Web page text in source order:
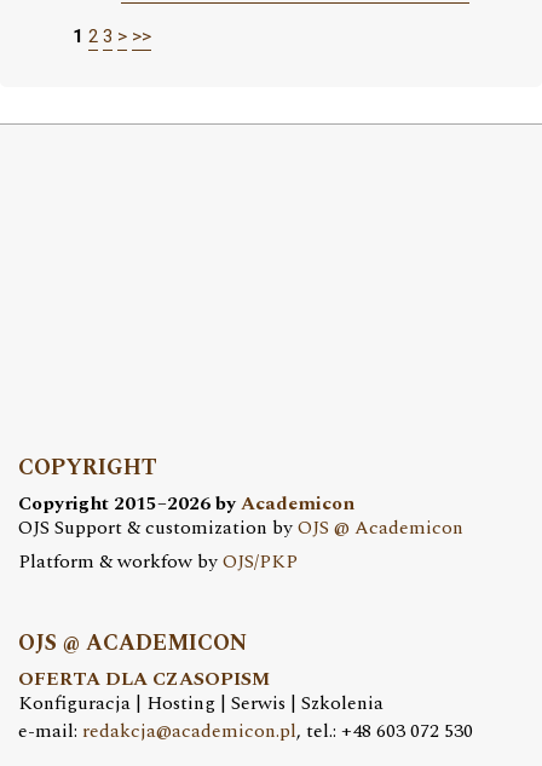
1 2 3 > >>
COPYRIGHT
Copyright 2015–2026 byAcademicon
OJS Support & customization byOJS @ Academicon
Platform & workfow byOJS/PKP
OJS @ ACADEMICON
OFERTA DLA CZASOPISM
Konfiguracja | Hosting | Serwis | Szkolenia
e-mail: redakcja@academicon.pl, tel.: +48 603 072 530